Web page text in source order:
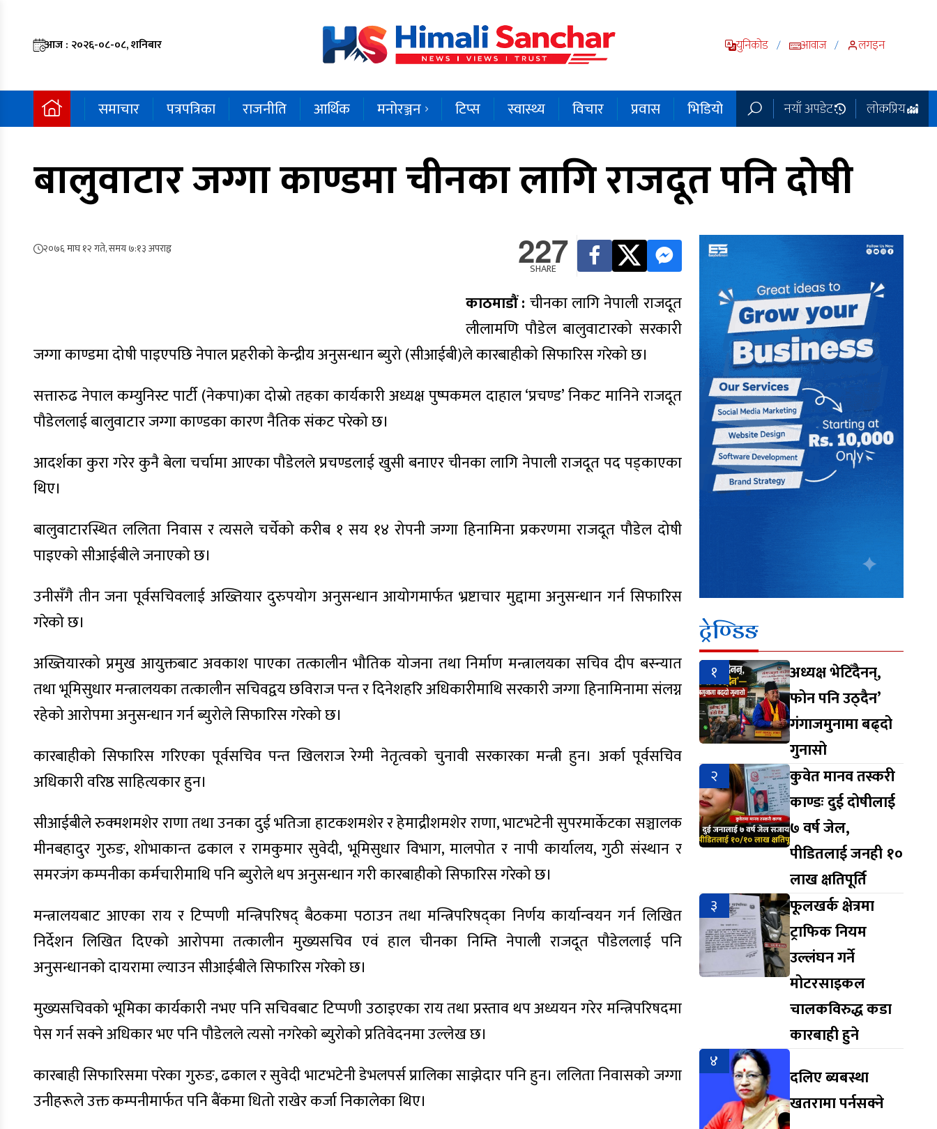
आज : २०२६-०८-०८, शनिबार युनिकोड / आवाज / लगइन
समाचार पत्रपत्रिका राजनीति आर्थिक मनोरञ्जन टिप्स स्वास्थ्य विचार प्रवास भिडियो नयाँ अपडेट लोकप्रिय
बालुवाटार जग्गा काण्डमा चीनका लागि राजदूत पनि दोषी
२०७६ माघ १२ गते, समय ७:१३ अपराह्न 227
SHARE
काठमाडौं : चीनका लागि नेपाली राजदूत
लीलामणि पौडेल बालुवाटारको सरकारी
जग्गा काण्डमा दोषी पाइएपछि नेपाल प्रहरीको केन्द्रीय अनुसन्धान ब्युरो (सीआईबी)ले कारबाहीको सिफारिस गरेको छ।
सत्तारुढ नेपाल कम्युनिस्ट पार्टी (नेकपा)का दोस्रो तहका कार्यकारी अध्यक्ष पुष्पकमल दाहाल ‘प्रचण्ड’ निकट मानिने राजदूत
पौडेललाई बालुवाटार जग्गा काण्डका कारण नैतिक संकट परेको छ।
आदर्शका कुरा गरेर कुनै बेला चर्चामा आएका पौडेलले प्रचण्डलाई खुसी बनाएर चीनका लागि नेपाली राजदूत पद पड्काएका
थिए।
बालुवाटारस्थित ललिता निवास र त्यसले चर्चेको करीब १ सय १४ रोपनी जग्गा हिनामिना प्रकरणमा राजदूत पौडेल दोषी
पाइएको सीआईबीले जनाएको छ।
उनीसँगै तीन जना पूर्वसचिवलाई अख्तियार दुरुपयोग अनुसन्धान आयोगमार्फत भ्रष्टाचार मुद्दामा अनुसन्धान गर्न सिफारिस
गरेको छ।
अख्तियारको प्रमुख आयुक्तबाट अवकाश पाएका तत्कालीन भौतिक योजना तथा निर्माण मन्त्रालयका सचिव दीप बस्न्यात
तथा भूमिसुधार मन्त्रालयका तत्कालीन सचिवद्वय छविराज पन्त र दिनेशहरि अधिकारीमाथि सरकारी जग्गा हिनामिनामा संलग्न
रहेको आरोपमा अनुसन्धान गर्न ब्युरोले सिफारिस गरेको छ।
कारबाहीको सिफारिस गरिएका पूर्वसचिव पन्त खिलराज रेग्मी नेतृत्वको चुनावी सरकारका मन्त्री हुन। अर्का पूर्वसचिव
अधिकारी वरिष्ठ साहित्यकार हुन।
सीआईबीले रुक्मशमशेर राणा तथा उनका दुई भतिजा हाटकशमशेर र हेमाद्रीशमशेर राणा, भाटभटेनी सुपरमार्केटका सञ्चालक
मीनबहादुर गुरुङ, शोभाकान्त ढकाल र रामकुमार सुवेदी, भूमिसुधार विभाग, मालपोत र नापी कार्यालय, गुठी संस्थान र
समरजंग कम्पनीका कर्मचारीमाथि पनि ब्युरोले थप अनुसन्धान गरी कारबाहीको सिफारिस गरेको छ।
मन्त्रालयबाट आएका राय र टिप्पणी मन्त्रिपरिषद् बैठकमा पठाउन तथा मन्त्रिपरिषद्का निर्णय कार्यान्वयन गर्न लिखित
निर्देशन लिखित दिएको आरोपमा तत्कालीन मुख्यसचिव एवं हाल चीनका निम्ति नेपाली राजदूत पौडेललाई पनि
अनुसन्धानको दायरामा ल्याउन सीआईबीले सिफारिस गरेको छ।
मुख्यसचिवको भूमिका कार्यकारी नभए पनि सचिवबाट टिप्पणी उठाइएका राय तथा प्रस्ताव थप अध्ययन गरेर मन्त्रिपरिषदमा
पेस गर्न सक्ने अधिकार भए पनि पौडेलले त्यसो नगरेको ब्युरोको प्रतिवेदनमा उल्लेख छ।
कारबाही सिफारिसमा परेका गुरुङ, ढकाल र सुवेदी भाटभटेनी डेभलपर्स प्रालिका साझेदार पनि हुन। ललिता निवासको जग्गा
उनीहरूले उक्त कम्पनीमार्फत पनि बैंकमा धितो राखेर कर्जा निकालेका थिए।
ट्रेण्डिङ
१
अध्यक्ष भेटिँदैनन्,
फोन पनि उठ्दैन’
गंगाजमुनामा बढ्दो
गुनासो
२
कुवेत मानव तस्करी
काण्डः दुई दोषीलाई
७ वर्ष जेल,
पीडितलाई जनही १०
लाख क्षतिपूर्ति
३
फूलखर्क क्षेत्रमा
ट्राफिक नियम
उल्लंघन गर्ने
मोटरसाइकल
चालकविरुद्ध कडा
कारबाही हुने
४
दलिए ब्यबस्था
खतरामा पर्नसक्ने